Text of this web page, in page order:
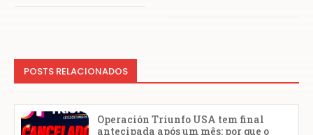
POSTS RELACIONADOS
Operación Triunfo USA tem final
antecipada após um mês: por que o